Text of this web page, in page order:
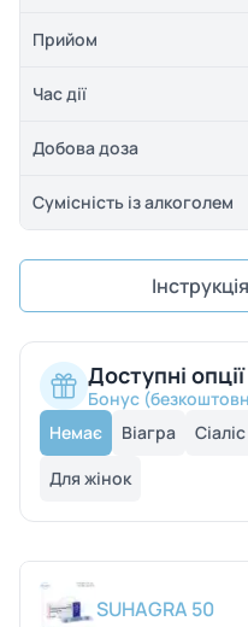
Прийом
Час дії
Добова доза
Сумісність із алкоголем
Доступні опції
Бонус
Немає
Віагра Сіаліс
Для жінок
SUHAGRA 50